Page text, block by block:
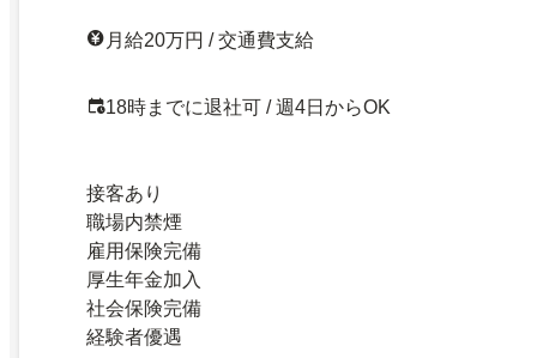
月給20万円 / 交通費支給
18時までに退社可 / 週4日からOK
接客あり
職場内禁煙
雇用保険完備
厚生年金加入
社会保険完備
経験者優遇